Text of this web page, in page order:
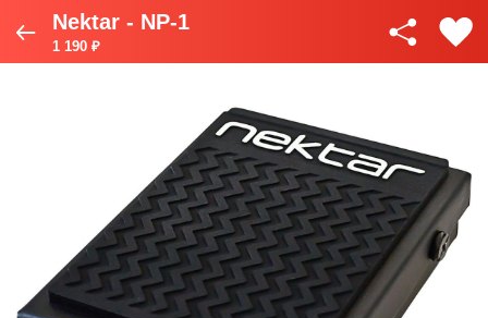
Nektar - NP-1
1 190 ₽